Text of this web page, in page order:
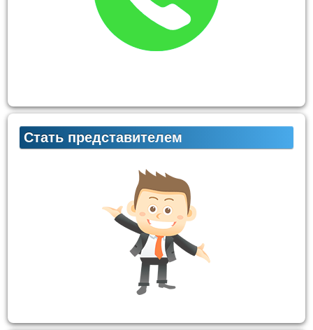
Стать представителем